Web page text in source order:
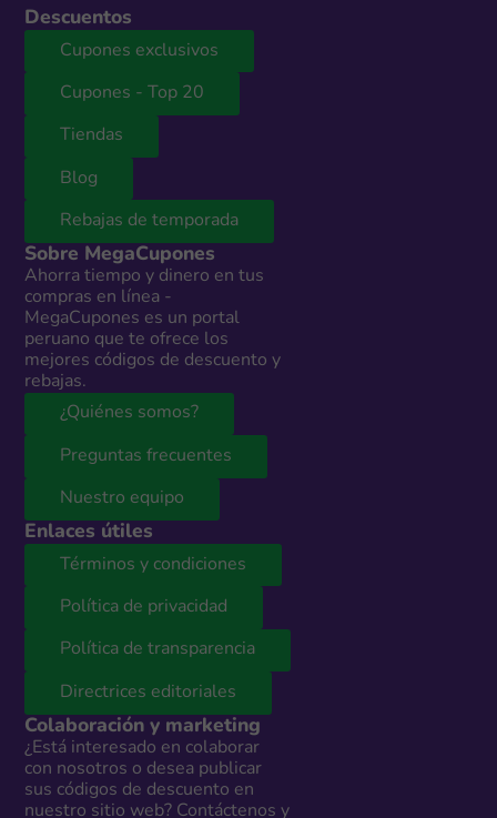
Descuentos
Cupones exclusivos
Cupones - Top 20
Tiendas
Blog
Rebajas de temporada
Sobre MegaCupones
Ahorra tiempo y dinero en tus
compras en línea -
MegaCupones es un portal
peruano que te ofrece los
mejores códigos de descuento y
rebajas.
¿Quiénes somos?
Preguntas frecuentes
Nuestro equipo
Enlaces útiles
Términos y condiciones
Política de privacidad
Política de transparencia
Directrices editoriales
Colaboración y marketing
¿Está interesado en colaborar
con nosotros o desea publicar
sus códigos de descuento en
nuestro sitio web? Contáctenos y